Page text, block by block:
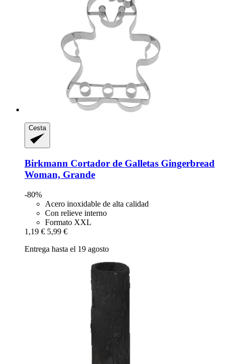
Cesta
Birkmann Cortador de Galletas Gingerbread
Woman, Grande
-80%
Acero inoxidable de alta calidad
Con relieve interno
Formato XXL
1,19 € 5,99 €
Entrega hasta el 19 agosto